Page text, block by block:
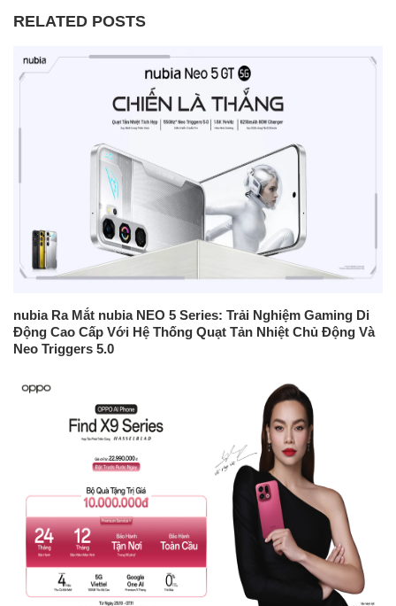
RELATED POSTS
nubia Ra Mắt nubia NEO 5 Series: Trải Nghiệm Gaming Di
Động Cao Cấp Với Hệ Thống Quạt Tản Nhiệt Chủ Động Và
Neo Triggers 5.0